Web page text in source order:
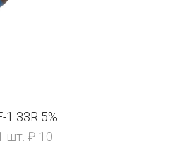
1 33R 5%
шт. ₽ 10